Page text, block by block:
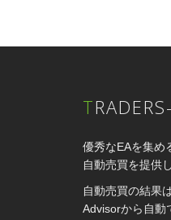
優秀なEAを集め
自動売買を提供
自動売買の結果
Advisorから自動